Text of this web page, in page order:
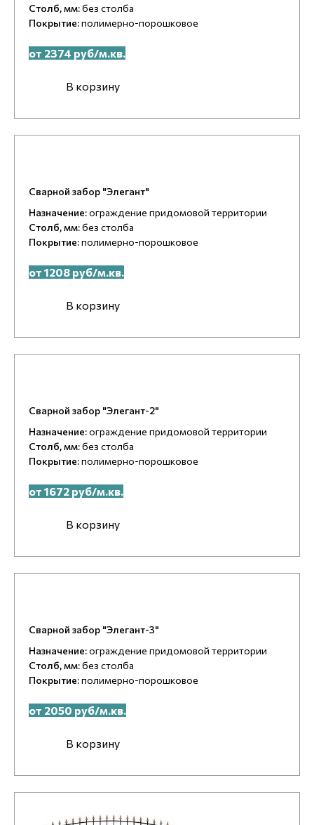
Столб, мм:без столба
Покрытие:полимерно-порошковое
от 2374 руб/м.кв.
В корзину
Сварной забор "Элегант"
Назначение:ограждение придомовой территории
Столб, мм:без столба
Покрытие:полимерно-порошковое
от 1208 руб/м.кв.
В корзину
Сварной забор "Элегант-2"
Назначение:ограждение придомовой территории
Столб, мм:без столба
Покрытие:полимерно-порошковое
от 1672 руб/м.кв.
В корзину
Сварной забор "Элегант-3"
Назначение:ограждение придомовой территории
Столб, мм:без столба
Покрытие:полимерно-порошковое
от 2050 руб/м.кв.
В корзину